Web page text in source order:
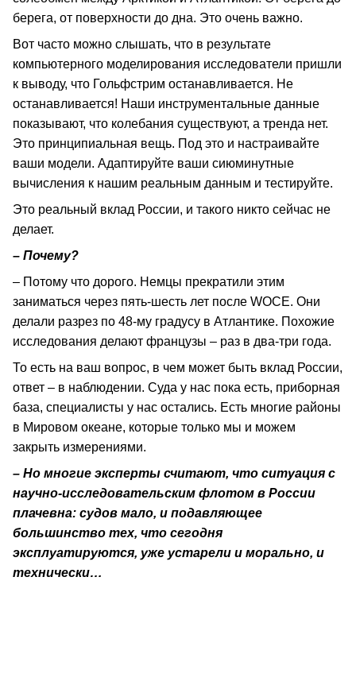
берега, от поверхности до дна. Это очень важно.
Вот часто можно слышать, что в результате
компьютерного моделирования исследователи пришли
к выводу, что Гольфстрим останавливается. Не
останавливается! Наши инструментальные данные
показывают, что колебания существуют, а тренда нет.
Это принципиальная вещь. Под это и настраивайте
ваши модели. Адаптируйте ваши сиюминутные
вычисления к нашим реальным данным и тестируйте.
Это реальный вклад России, и такого никто сейчас не
делает.
– Почему?
– Потому что дорого. Немцы прекратили этим
заниматься через пять-шесть лет после WOCE. Они
делали разрез по 48-му градусу в Атлантике. Похожие
исследования делают французы – раз в два-три года.
То есть на ваш вопрос, в чем может быть вклад России,
ответ – в наблюдении. Суда у нас пока есть, приборная
база, специалисты у нас остались. Есть многие районы
в Мировом океане, которые только мы и можем
закрыть измерениями.
– Но многие эксперты считают, что ситуация с
научно-исследовательским флотом в России
плачевна: судов мало, и подавляющее
большинство тех, что сегодня
эксплуатируются, уже устарели и морально, и
технически…